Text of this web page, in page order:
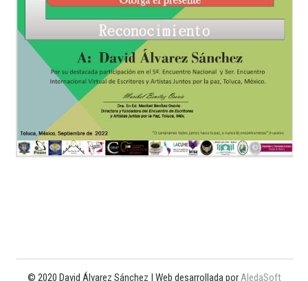
© 2020 David Álvarez Sánchez | Web desarrollada porAledaSoft